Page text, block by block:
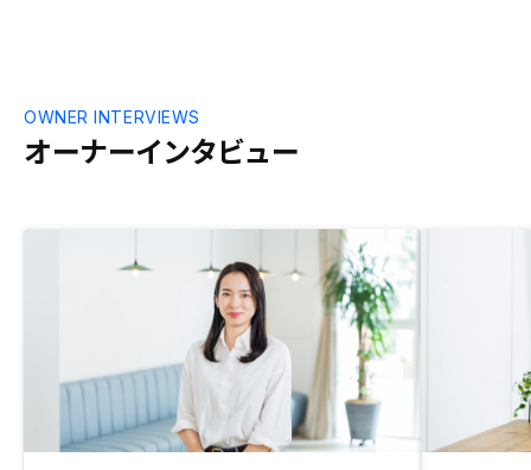
オーナーインタビュー
OWNER INTERVIEWS